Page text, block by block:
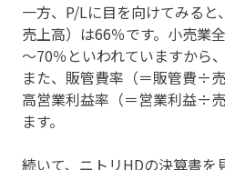
一方、P/Lに目を向けてみる
売上高）は66％です。小売業
～70％といわれていますから
また、販管費率（＝販管費÷
高営業利益率（＝営業利益÷
ます。
続いて、ニトリHDの決算書を